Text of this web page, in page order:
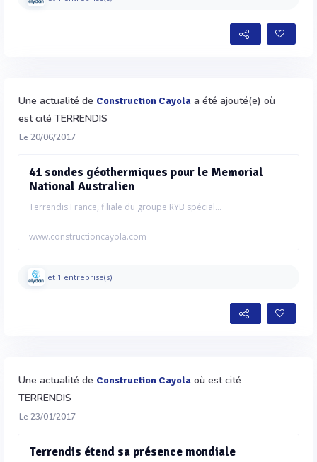
Une actualité de Construction Cayola a été ajouté(e) où
est cité TERRENDIS
Le 20/06/2017
41 sondes géothermiques pour le Memorial
National Australien
Terrendis France, filiale du groupe RYB spécial...
www.constructioncayola.com
et 1 entreprise(s)
Une actualité de Construction Cayola où est cité
TERRENDIS
Le 23/01/2017
Terrendis étend sa présence mondiale